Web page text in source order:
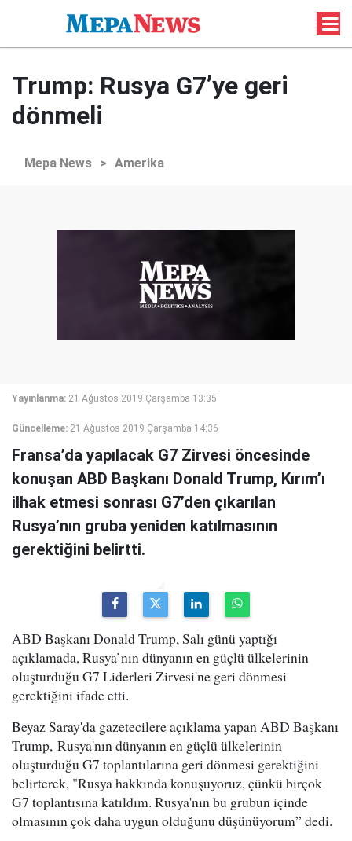
Trump: Rusya G7’ye geri
dönmeli
Mepa News > Amerika
Yayınlanma: 21 Ağustos 2019 Çarşamba 13:35
Güncelleme: 21 Ağustos 2019 Çarşamba 14:36
Fransa’da yapılacak G7 Zirvesi öncesinde
konuşan ABD Başkanı Donald Trump, Kırım’ı
ilhak etmesi sonrası G7’den çıkarılan
Rusya’nın gruba yeniden katılmasının
gerektiğini belirtti.
ABD Başkanı Donald Trump, Salı günü yaptığı
açıklamada, Rusya’nın dünyanın en güçlü ülkelerinin
oluşturduğu G7 Liderleri Zirvesi'ne geri dönmesi
gerektiğini ifade etti.
Beyaz Saray'da gazetecilere açıklama yapan ​ABD Başkanı
Trump, Rusya'nın dünyanın en güçlü ülkelerinin
oluşturduğu G7 toplantılarına geri dönmesi gerektiğini
belirterek, "Rusya hakkında konuşuyoruz, çünkü birçok
G7 toplantısına katıldım. Rusya'nın bu grubun içinde
olmasının çok daha uygun olduğunu düşünüyorum” dedi.